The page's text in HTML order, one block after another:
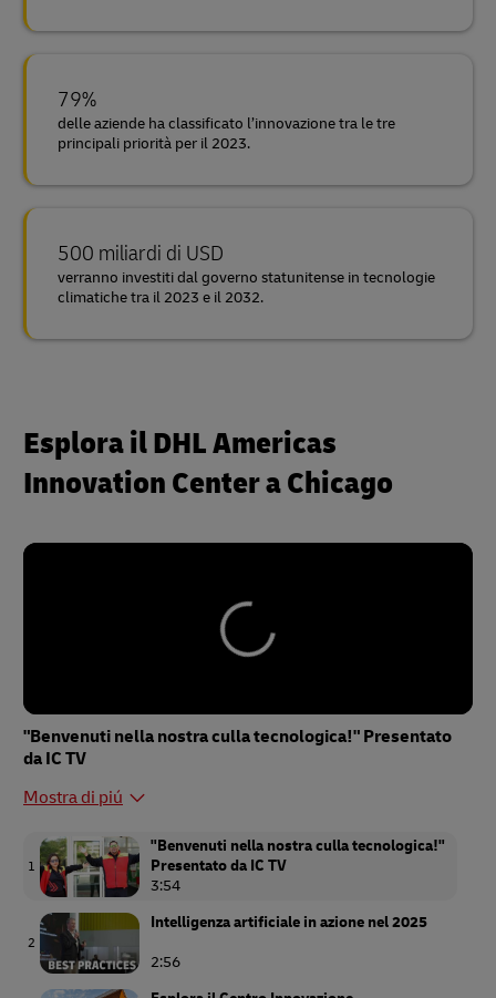
79%
delle aziende ha classificato l’innovazione tra le tre
principali priorità per il 2023.
500 miliardi di USD
verranno investiti dal governo statunitense in tecnologie
climatiche tra il 2023 e il 2032.
Esplora il DHL Americas
Innovation Center a Chicago
"Benvenuti nella nostra culla tecnologica!" Presentato
da IC TV
Mostra di piú
1
"Benvenuti nella nostra culla tecnologica!"
Presentato da IC TV
3:54
2
Intelligenza artificiale in azione nel 2025
2:56